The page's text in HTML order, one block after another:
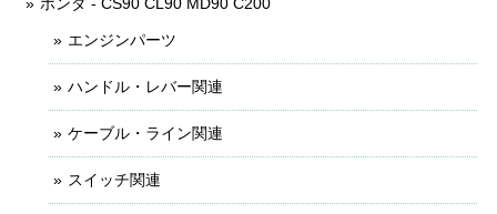
ホンダ - CS90 CL90 MD90 C200
エンジンパーツ
ハンドル・レバー関連
ケーブル・ライン関連
スイッチ関連